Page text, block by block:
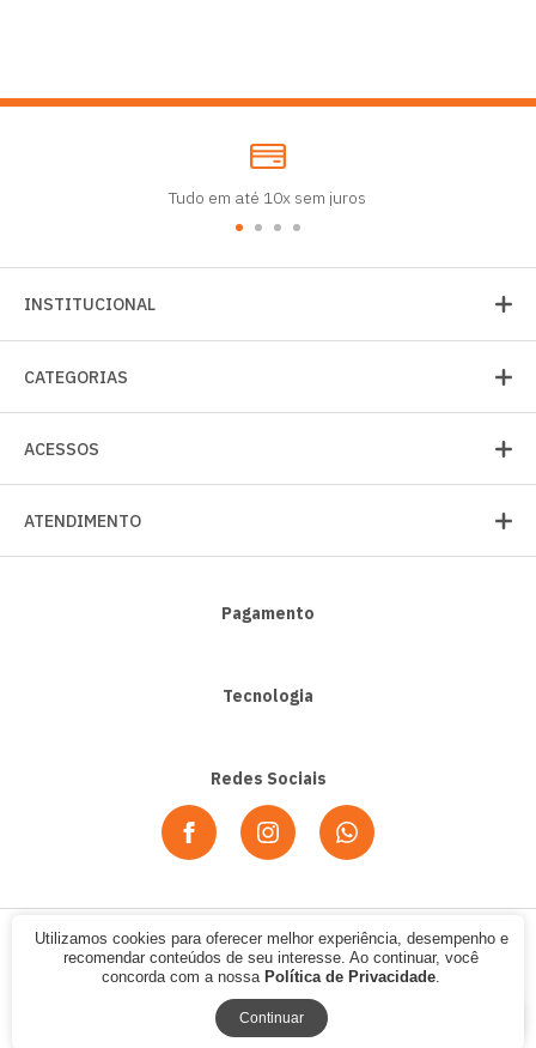
Tudo em até 10x sem juros
INSTITUCIONAL
CATEGORIAS
ACESSOS
ATENDIMENTO
Pagamento
Tecnologia
Redes Sociais
© 2020 - Alpha Sport. CNPJ: 07.354.702/0001-12. Todos os direitos
reservados.
Utilizamos cookies para oferecer melhor experiência, desempenho e
recomendar conteúdos de seu interesse. Ao continuar, você
concorda com a nossa Política de Privacidade.
Continuar